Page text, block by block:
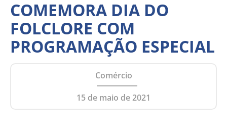
COMEMORA DIA DO
FOLCLORE COM
PROGRAMAÇÃO ESPECIAL
Comércio
15 de maio de 2021